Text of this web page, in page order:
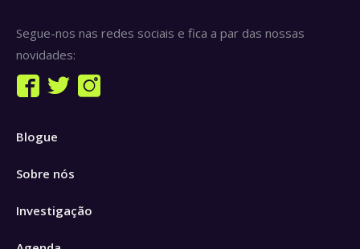
Segue-nos nas redes sociais e fica a par das nossas
novidades:
Find us on:
Facebook
opens
new
Twitter
new
Instagram
Blogue
Sobre nós
Investigação